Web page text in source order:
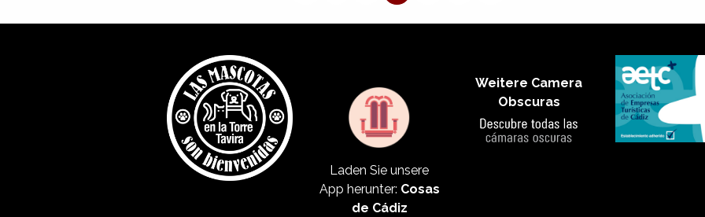
Laden Sie unsere
App herunter: Cosas
de Cádiz
Weitere Camera
Obscuras